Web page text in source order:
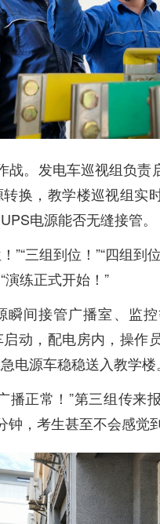
战。发电车巡视组负责
换，教学楼巡视组实
电源能否无缝接管。
”“三组到位！”“四组
练正式开始！”
瞬间接管广播室、监
动，配电房内，操作
电源车稳稳送入教学楼
播正常！”第三组传来
，考生甚至不会感觉